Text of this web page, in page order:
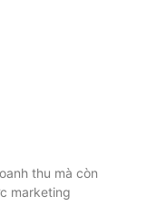
thu mà còn
marketing